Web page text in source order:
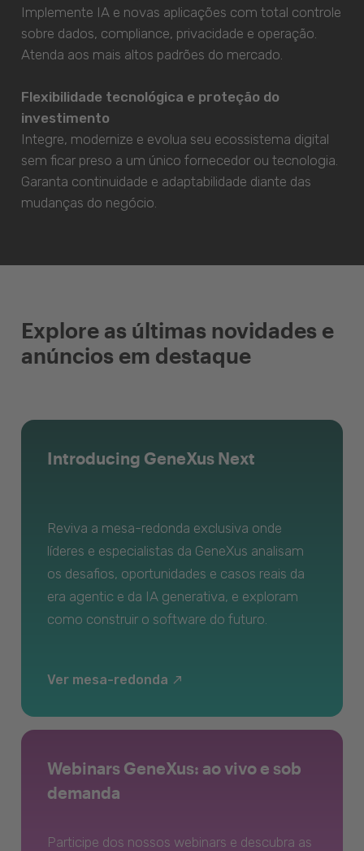
Implemente IA e novas aplicações com total controle
sobre dados, compliance, privacidade e operação.
Atenda aos mais altos padrões do mercado.
Flexibilidade tecnológica e proteção do
investimento
Integre, modernize e evolua seu ecossistema digital
sem ficar preso a um único fornecedor ou tecnologia.
Garanta continuidade e adaptabilidade diante das
mudanças do negócio.
Explore as últimas novidades e
anúncios em destaque
Introducing GeneXus Next
Reviva a mesa-redonda exclusiva onde
líderes e especialistas da GeneXus analisam
os desafios, oportunidades e casos reais da
era agentic e da IA generativa, e exploram
como construir o software do futuro.
Ver mesa-redonda
Webinars GeneXus: ao vivo e sob
demanda
Participe dos nossos webinars e descubra as